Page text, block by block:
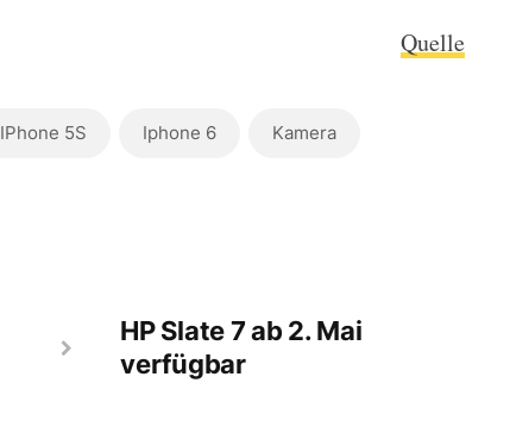
Quelle
IPhone 5S Iphone 6 Kamera
HP Slate 7 ab 2. Mai
verfügbar